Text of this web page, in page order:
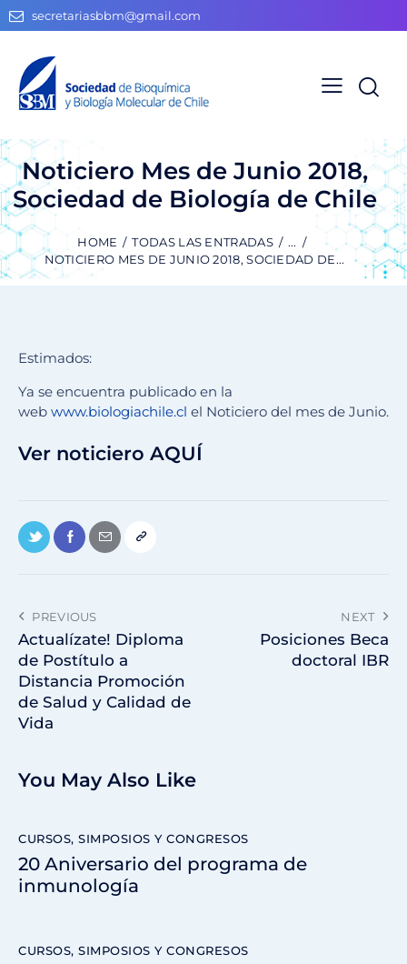
secretariasbbm@gmail.com
Noticiero Mes de Junio 2018,
Sociedad de Biología de Chile
HOME TODAS LAS ENTRADAS
...
NOTICIERO MES DE JUNIO 2018, SOCIEDAD DE...
Estimados:
Ya se encuentra publicado en la
web www.biologiachile.cl el Noticiero del mes de Junio.
Ver noticiero AQUÍ
PREVIOUS
Actualízate! Diploma
de Postítulo a
Distancia Promoción
de Salud y Calidad de
Vida
NEXT
Posiciones Beca
doctoral IBR
You May Also Like
CURSOS, SIMPOSIOS Y CONGRESOS
20 Aniversario del programa de
inmunología
CURSOS, SIMPOSIOS Y CONGRESOS